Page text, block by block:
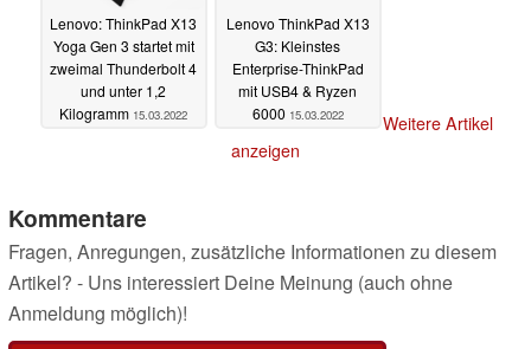
Lenovo: ThinkPad X13
Yoga Gen 3 startet mit
zweimal Thunderbolt 4
und unter 1,2
Kilogramm 15.03.2022
Lenovo ThinkPad X13
G3: Kleinstes
Enterprise-ThinkPad
mit USB4 & Ryzen
6000 15.03.2022
Weitere Artikel
anzeigen
Kommentare
Fragen, Anregungen, zusätzliche Informationen zu diesem
Artikel? - Uns interessiert Deine Meinung (auch ohne
Anmeldung möglich)!